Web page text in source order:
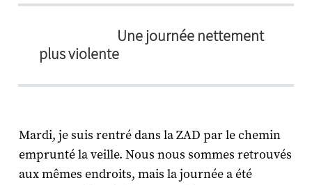
Une journée nettement
plus violente
Mardi, je suis rentré dans la ZAD par le chemin
emprunté la veille. Nous nous sommes retrouvés
aux mêmes endroits, mais la journée a été